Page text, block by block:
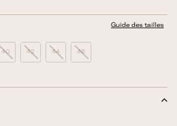
Guide des tailles
40 42 44 46